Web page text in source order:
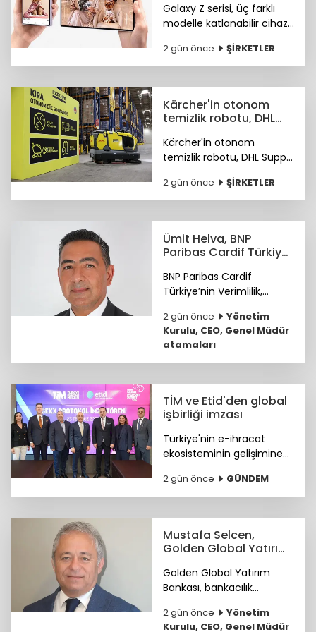
marketlerde
Galaxy Z serisi, üç farklı
modelle katlanabilir cihaz
sayfa açıyor.
2 gün önce ŞİRKETLER
Kärcher'in otonom
temizlik robotu, DHL
Kärcher'in otonom
temizlik robotu, DHL Supply
göreve başladı.
2 gün önce ŞİRKETLER
Ümit Helva, BNP
Paribas Cardif Türkiye
BNP Paribas Cardif
Türkiye’nin Verimlilik,
Operasyondan Sorumlu
Genel Müdür Yardımcılığı
görevine Ümit Helva
atandı.
2 gün önce
Yönetim
Kurulu, CEO, Genel Müdür
atamaları
TİM ve Etid'den global
işbirliği imzası
Türkiye'nin e-ihracat
ekosisteminin gelişimine
ihracatçıların küresel
pazarlardaki rekabet
ETİD ile TİM arasında iş
birliği protokolü imzalandı.
2 gün önce GÜNDEM
Mustafa Selcen,
Golden Global Yatırım
Golden Global Yatırım
Bankası, bankacılık
deneyime sahip Mustafa
2 gün önce
Yönetim
Kurulu, CEO, Genel Müdür